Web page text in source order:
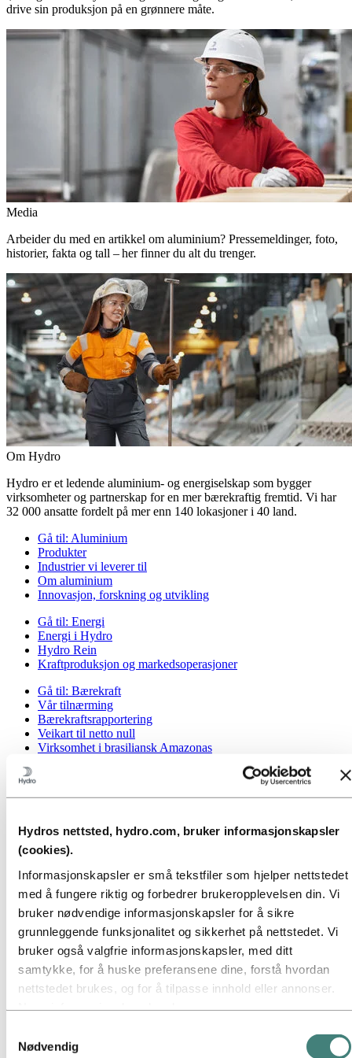
Hydros nettsted, hydro.com, bruker informasjonskapsler
(cookies).
Informasjonskapsler er små tekstfiler som hjelper nettstedet
med å fungere riktig og forbedrer brukeropplevelsen din. Vi
bruker nødvendige informasjonskapsler for å sikre
grunnleggende funksjonalitet og sikkerhet på nettstedet. Vi
bruker også valgfrie informasjonskapsler, med ditt
samtykke, for å huske preferansene dine, forstå hvordan
nettstedet brukes, og for å tilpasse innhold eller annonser.
analyse eller annonsering. Disse tredjepartene kan
Nødvendig
drive sin produksjon på en grønnere måte.
Media
Arbeider du med en artikkel om aluminium? Pressemeldinger, foto,
historier, fakta og tall – her finner du alt du trenger.
Om Hydro
Hydro er et ledende aluminium- og energiselskap som bygger
virksomheter og partnerskap for en mer bærekraftig fremtid. Vi har
32 000 ansatte fordelt på mer enn 140 lokasjoner i 40 land.
Gå til: Aluminium
Produkter
Industrier vi leverer til
Om aluminium
Innovasjon, forskning og utvikling
Gå til: Energi
Energi i Hydro
Hydro Rein
Kraftproduksjon og markedsoperasjoner
Gå til: Bærekraft
Vår tilnærming
Bærekraftsrapportering
Veikart til netto null
Virksomhet i brasiliansk Amazonas
Jobbmuligheter
Livet i Hydro
Karriereområder
Møt våre medarbeidere
Rekrutteringsprosessen
Kontakt og vanlige spørsmål
Gå til:Investorer
Informasjon for aksjonærer
Investorkontakt
Gå til:Media
Mediekontakt
Kort om Hydro
Bilder og video